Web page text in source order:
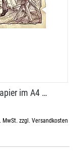
im A4 …
MwSt. zzgl. Versandkosten